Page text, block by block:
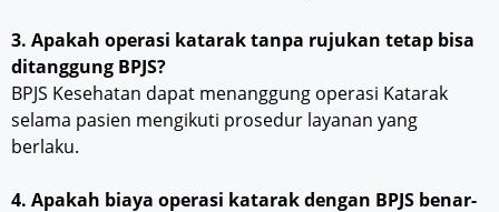
3. Apakah operasi katarak tanpa rujukan tetap bisa
ditanggung BPJS?
BPJS Kesehatan dapat menanggung operasi Katarak
selama pasien mengikuti prosedur layanan yang
berlaku.
4. Apakah biaya operasi katarak dengan BPJS benar-